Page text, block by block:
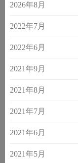
2026年8月
2022年7月
2022年6月
2021年9月
2021年8月
2021年7月
2021年6月
2021年5月